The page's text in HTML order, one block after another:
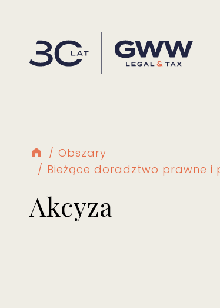
Obszary
Bieżące doradztwo prawne i
Akcyza